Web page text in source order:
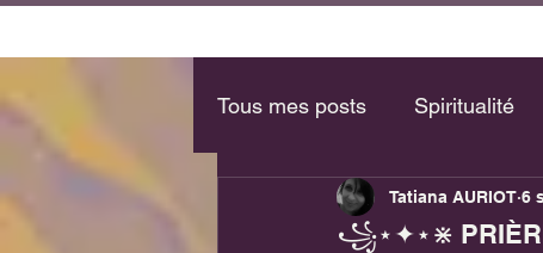
Tous mes posts Spiritualité
Formules Magiques
꧁⋆✦⋆⋇ PRIÈRE
Tatiana AURIOT 6